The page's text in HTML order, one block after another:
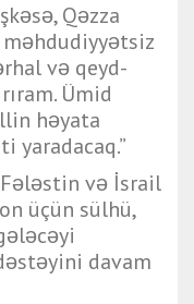
Qəzza
məhdudiyyətsiz
və qeyd-
Ümid
həyata
yaradacaq.”
Fələstin və İsrail
üçün sülhü,
davam